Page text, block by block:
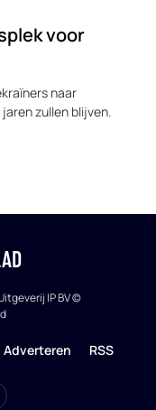
voor
naar
zullen blijven.
IP BV ©
Adverteren RSS